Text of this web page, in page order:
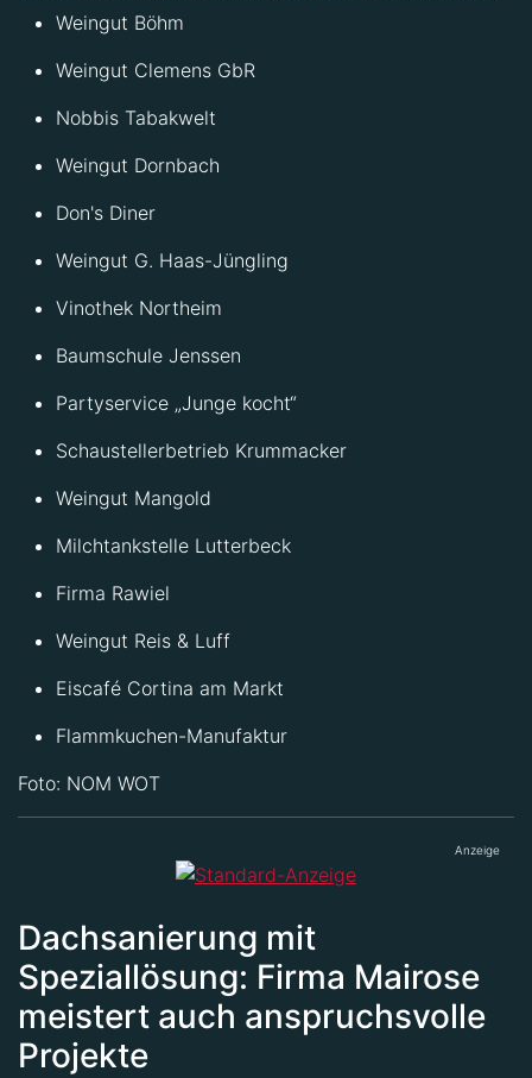
Weingut Böhm
Weingut Clemens GbR
Nobbis Tabakwelt
Weingut Dornbach
Don's Diner
Weingut G. Haas-Jüngling
Vinothek Northeim
Baumschule Jenssen
Partyservice „Junge kocht“
Schaustellerbetrieb Krummacker
Weingut Mangold
Milchtankstelle Lutterbeck
Firma Rawiel
Weingut Reis & Luff
Eiscafé Cortina am Markt
Flammkuchen-Manufaktur
Foto: NOM WOT
Anzeige
Dachsanierung mit
Speziallösung: Firma Mairose
meistert auch anspruchsvolle
Projekte